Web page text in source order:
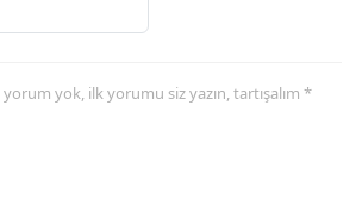
yok, ilk yorumu siz yazın, tartışalım *